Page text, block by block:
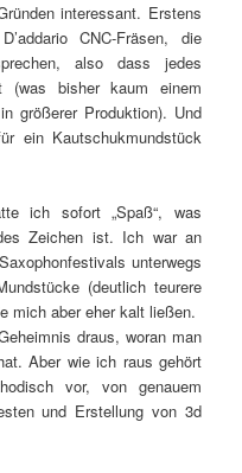
interessant. Erstens
CNC-Fräsen, die
also dass jedes
(was bisher kaum einem
größerer Produktion). Und
ein Kautschukmundstück
ich sofort „Spaß“, was
Zeichen ist. Ich war an
unterwegs
(deutlich teurere
mich aber eher kalt ließen.
draus, woran man
Aber wie ich raus gehört
vor, von genauem
und Erstellung von 3d